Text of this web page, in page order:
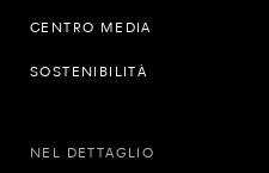
CENTRO MEDIA
SOSTENIBILITÀ
NEL DETTAGLIO